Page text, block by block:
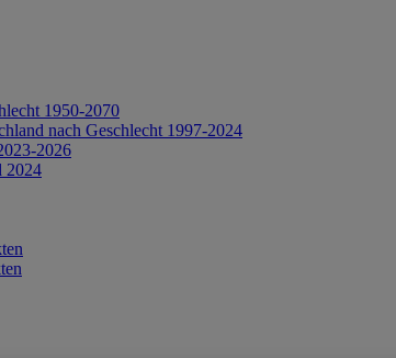
1950-2070
nach Geschlecht 1997-2024
2026
2024